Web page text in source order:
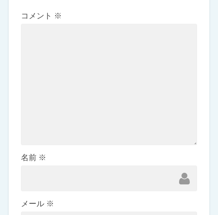
コメント ※
名前 ※
メール ※